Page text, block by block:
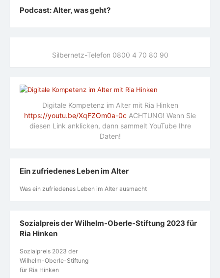
Podcast: Alter, was geht?
Silbernetz-Telefon 0800 4 70 80 90
Digitale Kompetenz im Alter mit Ria Hinken
https://youtu.be/XqFZOm0a-0c ACHTUNG! Wenn Sie
diesen Link anklicken, dann sammelt YouTube Ihre
Daten!
Ein zufriedenes Leben im Alter
Was ein zufriedenes Leben im Alter ausmacht
Sozialpreis der Wilhelm-Oberle-Stiftung 2023 für
Ria Hinken
Sozialpreis 2023 der
Wilhelm-Oberle-Stiftung
für Ria Hinken